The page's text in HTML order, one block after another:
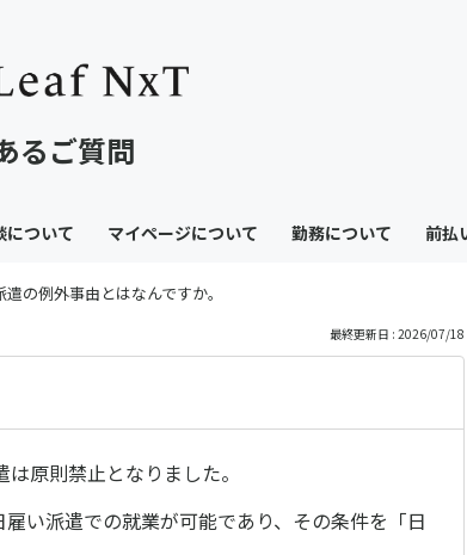
るご質問
について マイページについて 勤務について 前払
遣の例外事由とはなんですか。
最終更新日 : 2026/07/18
原則禁止となりました。
い派遣での就業が可能であり、その条件を「日